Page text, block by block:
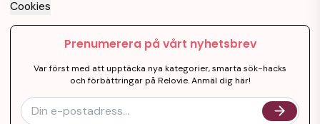
Cookies
Prenumerera på vårt nyhetsbrev
Var först med att upptäcka nya kategorier, smarta sök-hacks
och förbättringar på Relovie. Anmäl dig här!